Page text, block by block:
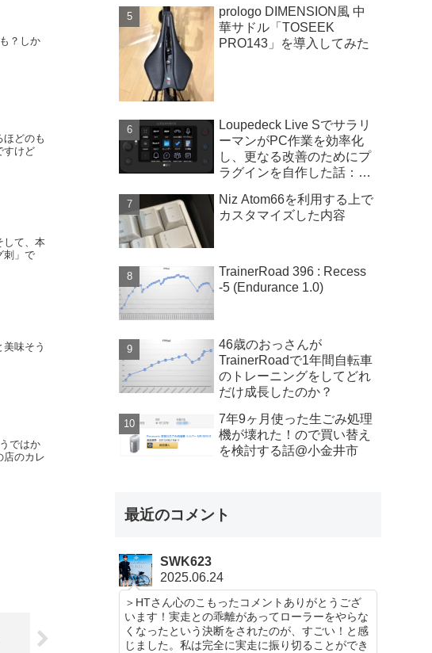
？しか
どのも
すけど
して、本
刺」で
味そう
ではか
店のカレ
prologo DIMENSION風 中
華サドル「TOSEEK
PRO143」を導入してみた
Loupedeck Live Sでサラリ
ーマンがPC作業を効率化
し、更なる改善のためにプ
ラグインを自作した話：
Niz Atom66を利用する上で
カスタマイズした内容
TrainerRoad 396 : Recess
-5 (Endurance 1.0)
46歳のおっさんが
TrainerRoadで1年間自転車
のトレーニングをしてどれ
だけ成長したのか？
7年9ヶ月使った生ごみ処理
機が壊れた！ので買い替え
を検討する話@小金井市
最近のコメント
SWK623
2025.06.24
＞HTさん心のこもったコメントありがとうござ
います！実走との乖離があってローラーをやらな
くなったという決断をされたのが、すごい！と感
じました。私は完全に実走に振り切ることができ